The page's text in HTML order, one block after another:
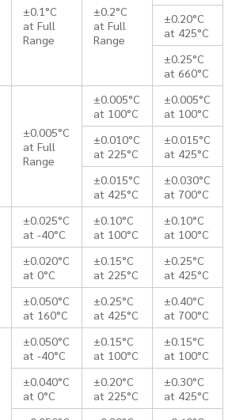
±0.1°C
at Full
Range
±0.2°C
at Full
Range
±0.20°C
at 425°C
±0.25°C
at 660°C
±0.005°C
at Full
Range
±0.005°C
at 100°C
±0.005°C
at 100°C
±0.010°C
at 225°C
±0.015°C
at 425°C
±0.015°C
at 425°C
±0.030°C
at 700°C
±0.025°C
at -40°C
±0.10°C
at 100°C
±0.10°C
at 100°C
±0.020°C
at 0°C
±0.15°C
at 225°C
±0.25°C
at 425°C
±0.050°C
at 160°C
±0.25°C
at 425°C
±0.40°C
at 700°C
±0.050°C
at -40°C
±0.15°C
at 100°C
±0.15°C
at 100°C
±0.040°C
at 0°C
±0.20°C
at 225°C
±0.30°C
at 425°C